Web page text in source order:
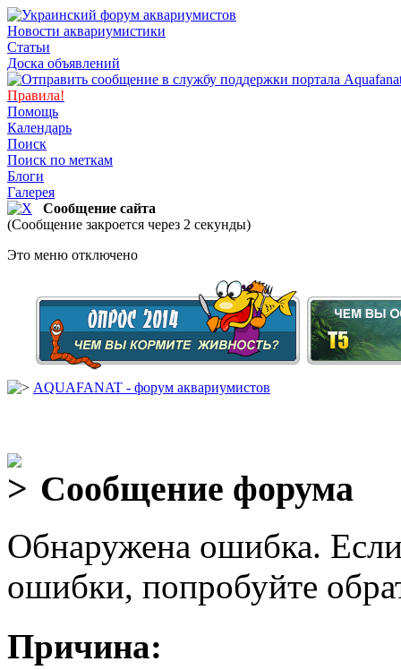
Новости аквариумистики
Статьи
Доска объявлений
Правила!
Помощь
Календарь
Поиск
Поиск по меткам
Блоги
Галерея
Сообщение сайта
(Сообщение закроется через 2 секунды)
Это меню отключено
AQUAFANAT - форум аквариумистов
Сообщение форума
Обнаружена ошибка.
ошибки, попробуйте
Причина: